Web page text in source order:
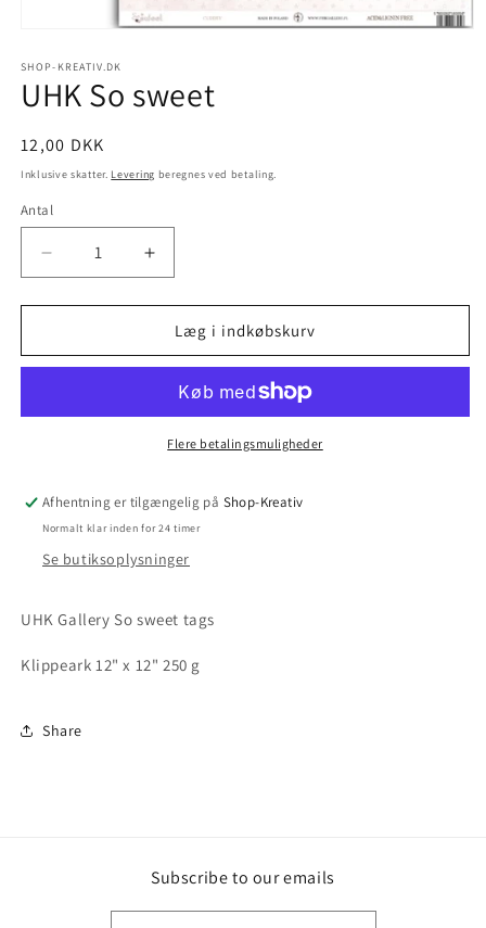
SHOP-KREATIV.DK
UHK So sweet
12,00 DKK
Inklusive skatter. Levering beregnes ved betaling.
Antal
Læg i indkøbskurv
Flere betalingsmuligheder
Afhentning er tilgængelig på Shop-Kreativ
Normalt klar inden for 24 timer
Se butiksoplysninger
UHK Gallery So sweet tags
Klippeark 12" x 12" 250 g
Share
Subscribe to our emails